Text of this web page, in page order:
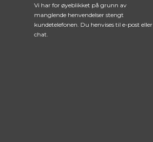
Vi har for øyeblikket på grunn av
manglende henvendelser stengt
kundetelefonen. Du henvises til e-post eller
chat.